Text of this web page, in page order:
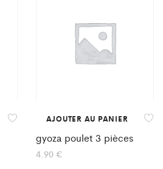
AJOUTER AU PANIER
gyoza poulet 3 pièces
4.90 €